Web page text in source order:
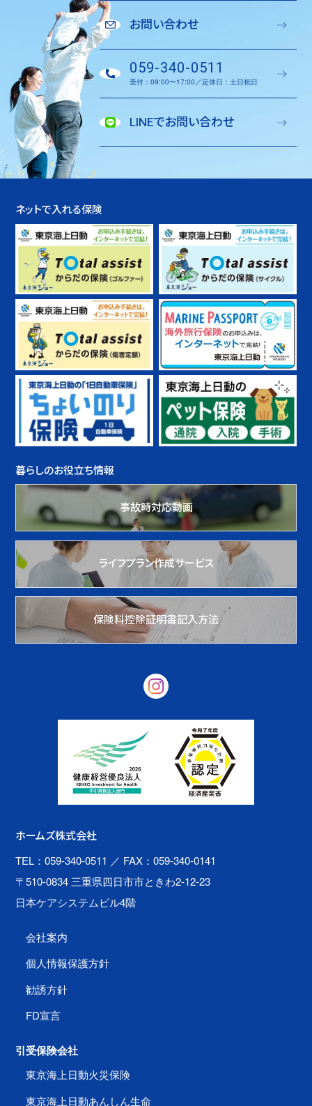
お問い合わせ
059-340-0511
受付：09:00〜17:00／定休日：土日祝日
LINEでお問い合わせ
ネットで入れる保険
暮らしのお役立ち情報
事故時対応動画
ライフプラン作成サービス
保険料控除証明書記入方法
ホームズ株式会社
TEL：059-340-0511 ／ FAX：059-340-0141
〒510-0834 三重県四日市市ときわ2-12-23
日本ケアシステムビル4階
会社案内
個人情報保護方針
勧誘方針
FD宣言
引受保険会社
東京海上日動火災保険
東京海上日動あんしん生命